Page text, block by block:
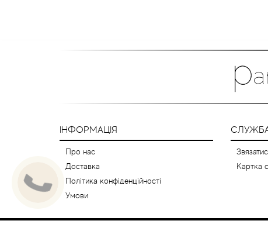
ІНФОРМАЦІЯ
Про нас
Доставка
Політика конфіденційності
Умови
Картка